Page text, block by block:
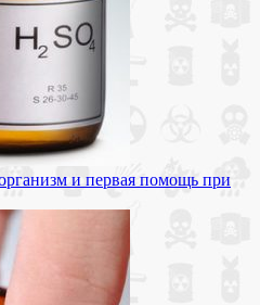
и первая помощь при